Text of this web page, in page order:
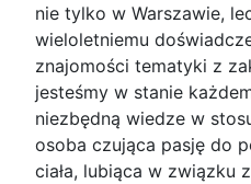
nie tylko w Warszawie,
wieloletniemu
znajomości tematyki z
jesteśmy w stanie
niezbędną wiedze w
osoba czująca pasję do
ciała, lubiąca w związku